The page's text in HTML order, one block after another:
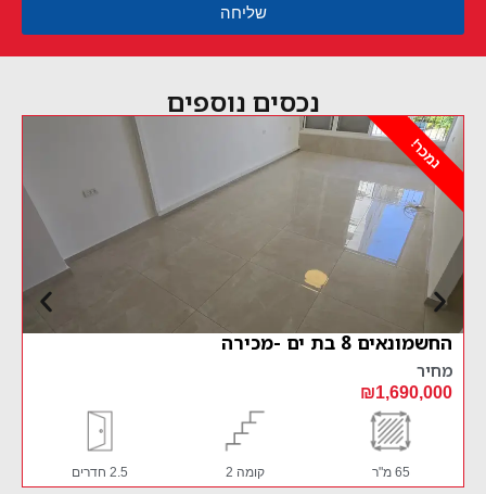
שליחה
נכסים נוספים
נמכר!
החשמונאים 8 בת ים -מכירה
מחיר
₪1,690,000
65 מ"ר קומה 2 2.5 חדרים